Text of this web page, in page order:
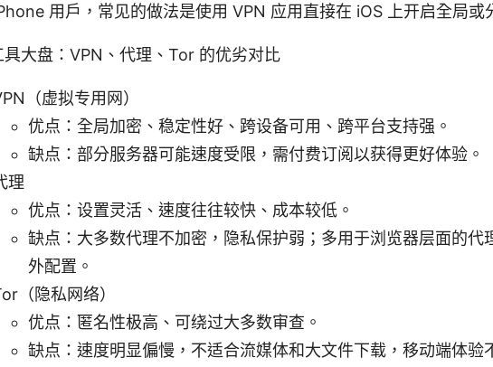
用户，常见的做法是使用 VPN 应用直接在 iOS 上开启全局或
具大盘：VPN、代理、Tor 的优劣对比
（虚拟专用网）
优点：全局加密、稳定性好、跨设备可用、跨平台支持强。
缺点：部分服务器可能速度受限，需付费订阅以获得更好体验。
理
优点：设置灵活、速度往往较快、成本较低。
缺点：大多数代理不加密，隐私保护弱；多用于浏览器层面的代
外配置。
（隐私网络）
优点：匿名性极高、可绕过大多数审查。
缺点：速度明显偏慢，不适合流媒体和大文件下载，移动端体验